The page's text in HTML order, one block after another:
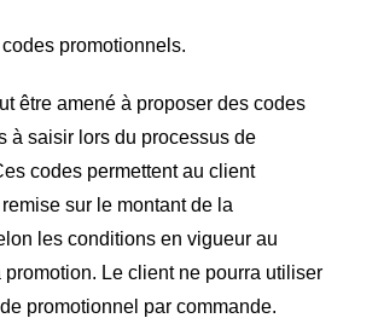
promotionnels.
être amené à proposer des codes
à saisir lors du processus de
codes permettent au client
sur le montant de la
les conditions en vigueur au
promotion. Le client ne pourra utiliser
promotionnel par commande.